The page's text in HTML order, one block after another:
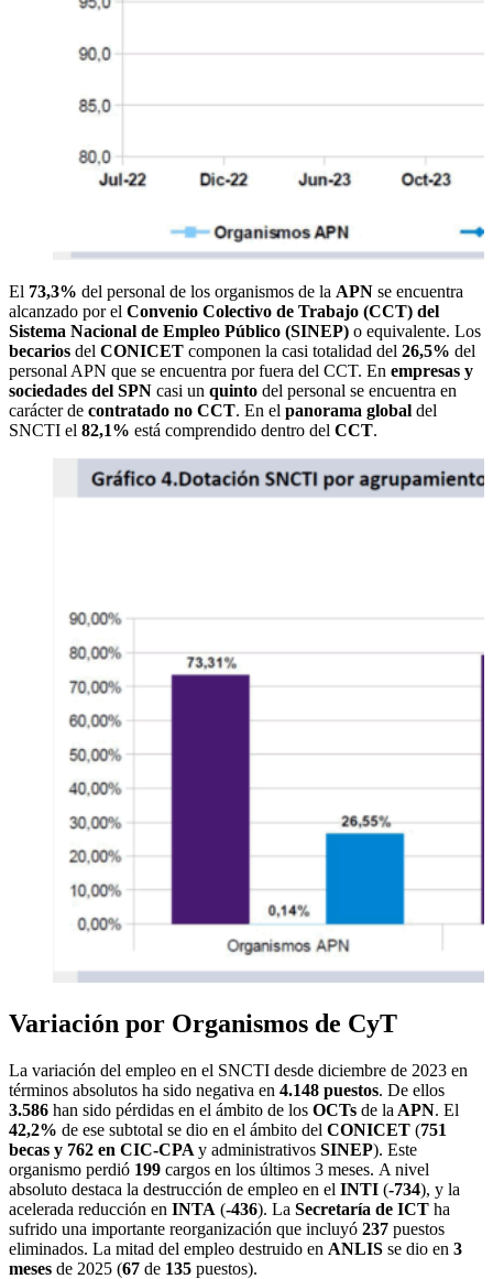
El 73,3% del personal de los organismos de la APN se encuentra
alcanzado por el Convenio Colectivo de Trabajo (CCT) del
Sistema Nacional de Empleo Público (SINEP) o equivalente. Los
becarios del CONICET componen la casi totalidad del 26,5% del
personal APN que se encuentra por fuera del CCT. En empresas y
sociedades del SPN casi un quinto del personal se encuentra en
carácter de contratado no CCT. En el panorama global del
SNCTI el 82,1% está comprendido dentro del CCT.
Variación por Organismos de CyT
La variación del empleo en el SNCTI desde diciembre de 2023 en
términos absolutos ha sido negativa en 4.148 puestos. De ellos
3.586 han sido pérdidas en el ámbito de los OCTs de la APN. El
42,2% de ese subtotal se dio en el ámbito del CONICET (751
becas y 762 en CIC-CPA y administrativos SINEP). Este
organismo perdió 199 cargos en los últimos 3 meses. A nivel
absoluto destaca la destrucción de empleo en el INTI (-734), y la
acelerada reducción en INTA (-436). La Secretaría de ICT ha
sufrido una importante reorganización que incluyó 237 puestos
eliminados. La mitad del empleo destruido en ANLIS se dio en 3
meses de 2025 (67 de 135 puestos).